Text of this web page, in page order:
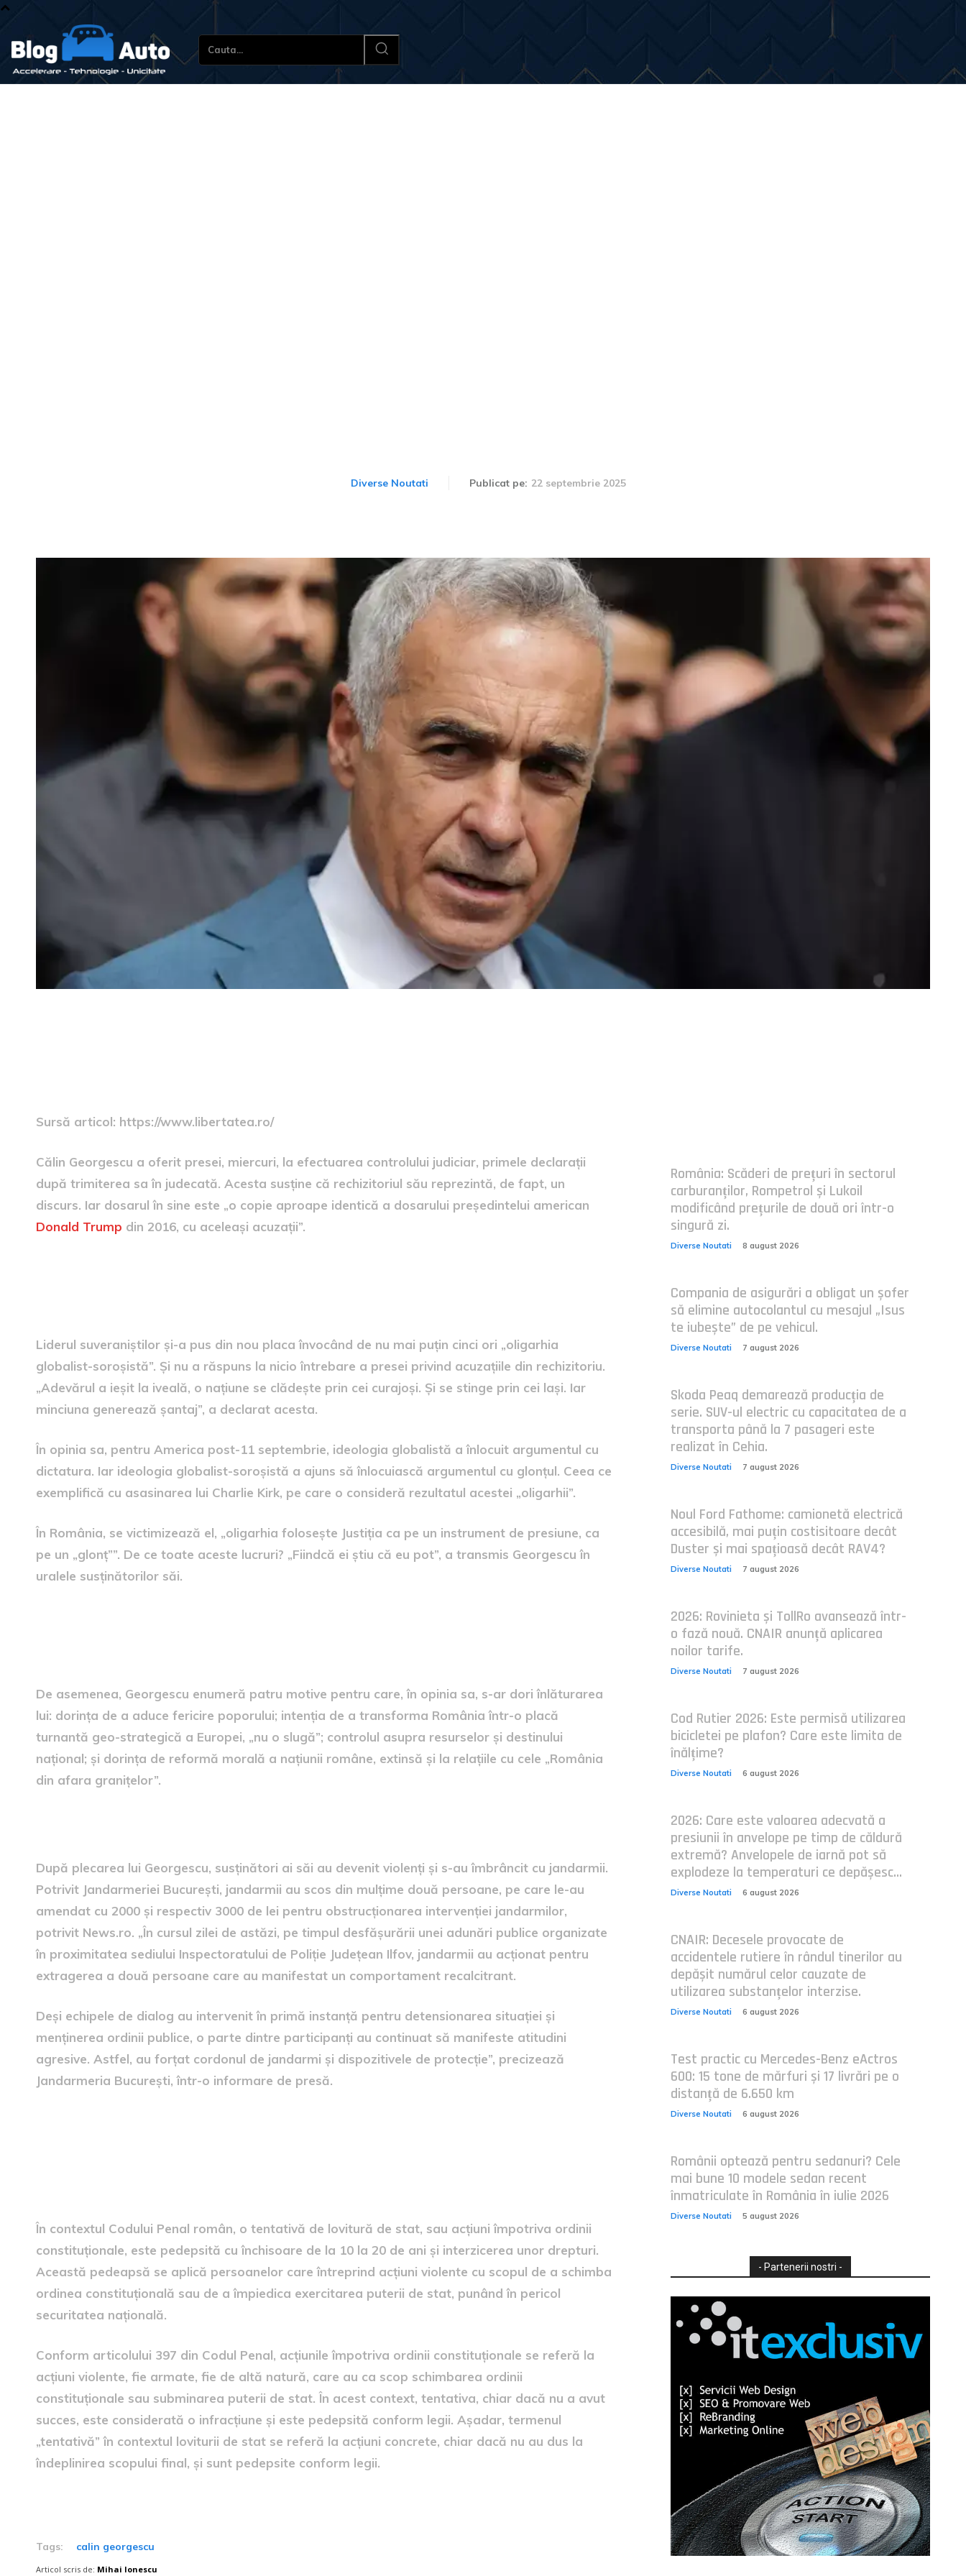
Cauta...
Diverse Noutati Publicat pe: 22 septembrie 2025
Sursă articol: https://www.libertatea.ro/
Călin Georgescu a oferit presei, miercuri, la efectuarea controlului judiciar, primele declarații
după trimiterea sa în judecată. Acesta susține că rechizitoriul său reprezintă, de fapt, un
discurs. Iar dosarul în sine este „o copie aproape identică a dosarului președintelui american
Donald Trump din 2016, cu aceleași acuzații”.
Liderul suveraniștilor și-a pus din nou placa învocând de nu mai puțin cinci ori „oligarhia
globalist-soroșistă”. Și nu a răspuns la nicio întrebare a presei privind acuzațiile din rechizitoriu.
„Adevărul a ieșit la iveală, o națiune se clădește prin cei curajoși. Și se stinge prin cei lași. Iar
minciuna generează șantaj”, a declarat acesta.
În opinia sa, pentru America post-11 septembrie, ideologia globalistă a înlocuit argumentul cu
dictatura. Iar ideologia globalist-soroșistă a ajuns să înlocuiască argumentul cu glonțul. Ceea ce
exemplifică cu asasinarea lui Charlie Kirk, pe care o consideră rezultatul acestei „oligarhii”.
În România, se victimizează el, „oligarhia folosește Justiția ca pe un instrument de presiune, ca
pe un „glonț””. De ce toate aceste lucruri? „Fiindcă ei știu că eu pot”, a transmis Georgescu în
uralele susținătorilor săi.
De asemenea, Georgescu enumeră patru motive pentru care, în opinia sa, s-ar dori înlăturarea
lui: dorința de a aduce fericire poporului; intenția de a transforma România într-o placă
turnantă geo-strategică a Europei, „nu o slugă”; controlul asupra resurselor și destinului
național; și dorința de reformă morală a națiunii române, extinsă și la relațiile cu cele „România
din afara granițelor”.
După plecarea lui Georgescu, susţinători ai săi au devenit violenţi şi s-au îmbrâncit cu jandarmii.
Potrivit Jandarmeriei Bucureşti, jandarmii au scos din mulţime două persoane, pe care le-au
amendat cu 2000 şi respectiv 3000 de lei pentru obstrucţionarea intervenţiei jandarmilor,
potrivit News.ro. „În cursul zilei de astăzi, pe timpul desfăşurării unei adunări publice organizate
în proximitatea sediului Inspectoratului de Poliţie Judeţean Ilfov, jandarmii au acţionat pentru
extragerea a două persoane care au manifestat un comportament recalcitrant.
Deşi echipele de dialog au intervenit în primă instanţă pentru detensionarea situaţiei şi
menţinerea ordinii publice, o parte dintre participanţi au continuat să manifeste atitudini
agresive. Astfel, au forțat cordonul de jandarmi şi dispozitivele de protecţie”, precizează
Jandarmeria Bucureşti, într-o informare de presă.
În contextul Codului Penal român, o tentativă de lovitură de stat, sau acțiuni împotriva ordinii
constituționale, este pedepsită cu închisoare de la 10 la 20 de ani și interzicerea unor drepturi.
Această pedeapsă se aplică persoanelor care întreprind acțiuni violente cu scopul de a schimba
ordinea constituțională sau de a împiedica exercitarea puterii de stat, punând în pericol
securitatea națională.
Conform articolului 397 din Codul Penal, acțiunile împotriva ordinii constituționale se referă la
acțiuni violente, fie armate, fie de altă natură, care au ca scop schimbarea ordinii
constituționale sau subminarea puterii de stat. În acest context, tentativa, chiar dacă nu a avut
succes, este considerată o infracțiune și este pedepsită conform legii. Așadar, termenul
„tentativă” în contextul loviturii de stat se referă la acțiuni concrete, chiar dacă nu au dus la
îndeplinirea scopului final, și sunt pedepsite conform legii.
Tags: calin georgescu
Articol scris de: Mihai Ionescu
România: Scăderi de prețuri în sectorul
carburanților, Rompetrol și Lukoil
modificând prețurile de două ori într-o
singură zi.
Diverse Noutati 8 august 2026
Compania de asigurări a obligat un șofer
să elimine autocolantul cu mesajul „Isus
te iubește” de pe vehicul.
Diverse Noutati 7 august 2026
Skoda Peaq demarează producția de
serie. SUV-ul electric cu capacitatea de a
transporta până la 7 pasageri este
realizat în Cehia.
Diverse Noutati 7 august 2026
Noul Ford Fathome: camionetă electrică
accesibilă, mai puțin costisitoare decât
Duster și mai spațioasă decât RAV4?
Diverse Noutati 7 august 2026
2026: Rovinieta și TollRo avansează într-
o fază nouă. CNAIR anunță aplicarea
noilor tarife.
Diverse Noutati 7 august 2026
Cod Rutier 2026: Este permisă utilizarea
bicicletei pe plafon? Care este limita de
înălțime?
Diverse Noutati 6 august 2026
2026: Care este valoarea adecvată a
presiunii în anvelope pe timp de căldură
extremă? Anvelopele de iarnă pot să
explodeze la temperaturi ce depășesc...
Diverse Noutati 6 august 2026
CNAIR: Decesele provocate de
accidentele rutiere în rândul tinerilor au
depășit numărul celor cauzate de
utilizarea substanțelor interzise.
Diverse Noutati 6 august 2026
Test practic cu Mercedes-Benz eActros
600: 15 tone de mărfuri și 17 livrări pe o
distanță de 6.650 km
Diverse Noutati 6 august 2026
Românii optează pentru sedanuri? Cele
mai bune 10 modele sedan recent
înmatriculate în România în iulie 2026
Diverse Noutati 5 august 2026
- Partenerii nostri -